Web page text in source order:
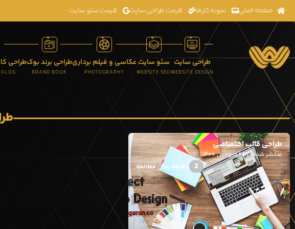
صفحه اصلی نمونه کارها قیمت طراحی سایت قیمت سئو سایت
طراحی سایت
WEBSITE DESIGN
سئو سایت
WEBSITE SEO
عکاسی و فیلم برداری
PHOTOGRAPHY
طراحی برند بوک
BRAND BOOK
طراحی
طراحی قالب اختصاصی
منتشر شده در۲۵ فروردین ۱۴۰۰
2